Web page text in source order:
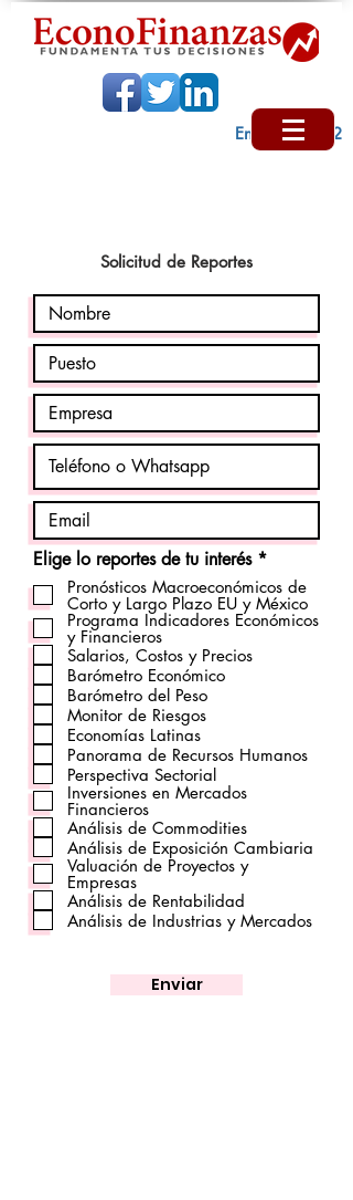
Encabezado 2
Solicitud de Reportes
Elige lo reportes de tu interés *O
l
i
g
Pronósticos Macroeconómicos de
Corto y Largo Plazo EU y México
Programa Indicadores Económicos
y Financieros
Salarios, Costos y Precios
Barómetro Económico
Barómetro del Peso
Monitor de Riesgos
Economías Latinas
Panorama de Recursos Humanos
Perspectiva Sectorial
Inversiones en Mercados
Financieros
Análisis de Commodities
Análisis de Exposición Cambiaria
Valuación de Proyectos y
Empresas
Análisis de Rentabilidad
Análisis de Industrias y Mercados
Enviar